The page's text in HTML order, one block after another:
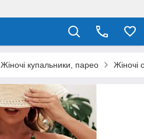
Жіночі купальники, парео Жіночі